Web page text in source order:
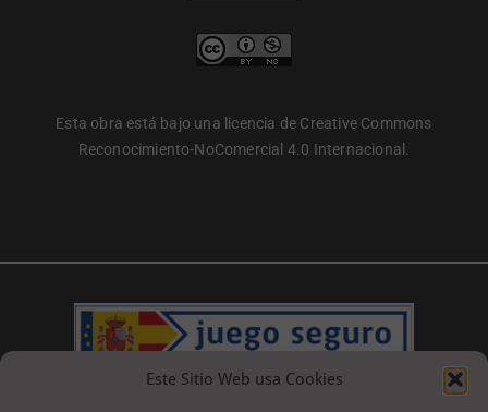
Este Sitio Web usa Cookies
Esta obra está bajo una licencia de Creative Commons
Reconocimiento-NoComercial 4.0 Internacional.